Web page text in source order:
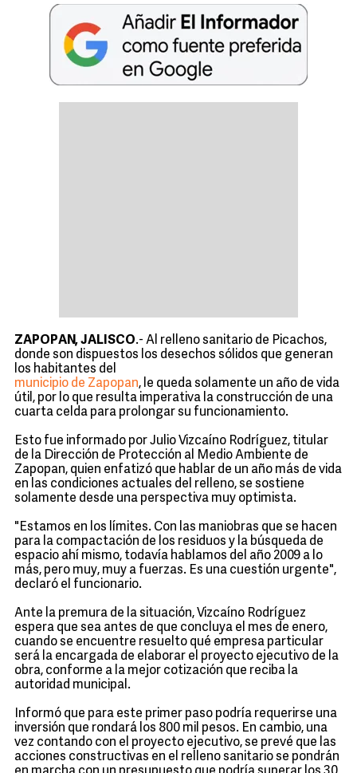
ZAPOPAN, JALISCO.- Al relleno sanitario de Picachos,
donde son dispuestos los desechos sólidos que generan
los habitantes del
municipio de Zapopan, le queda solamente un año de vida
útil, por lo que resulta imperativa la construcción de una
cuarta celda para prolongar su funcionamiento.
Esto fue informado por Julio Vizcaíno Rodríguez, titular
de la Dirección de Protección al Medio Ambiente de
Zapopan, quien enfatizó que hablar de un año más de vida
en las condiciones actuales del relleno, se sostiene
solamente desde una perspectiva muy optimista.
"Estamos en los límites. Con las maniobras que se hacen
para la compactación de los residuos y la búsqueda de
espacio ahí mismo, todavía hablamos del año 2009 a lo
más, pero muy, muy a fuerzas. Es una cuestión urgente",
declaró el funcionario.
Ante la premura de la situación, Vizcaíno Rodríguez
espera que sea antes de que concluya el mes de enero,
cuando se encuentre resuelto qué empresa particular
será la encargada de elaborar el proyecto ejecutivo de la
obra, conforme a la mejor cotización que reciba la
autoridad municipal.
Informó que para este primer paso podría requerirse una
inversión que rondará los 800 mil pesos. En cambio, una
vez contando con el proyecto ejecutivo, se prevé que las
acciones constructivas en el relleno sanitario se pondrán